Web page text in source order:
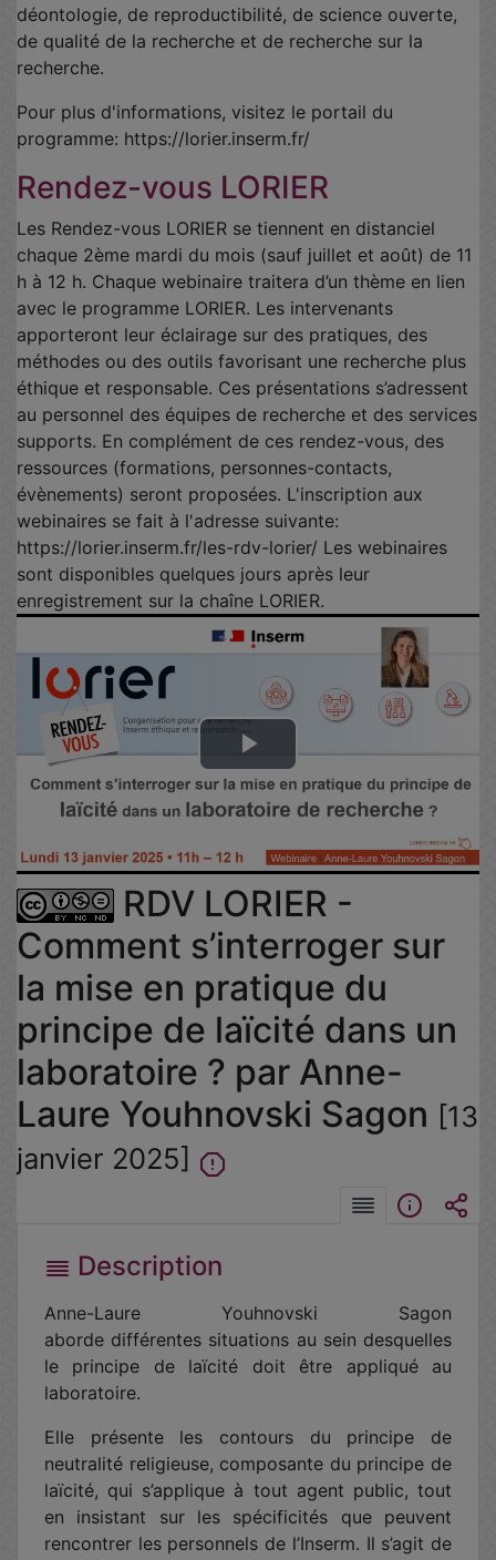
déontologie, de reproductibilité, de science ouverte,
de qualité de la recherche et de recherche sur la
recherche.
Pour plus d'informations, visitez le portail du
programme: https://lorier.inserm.fr/
Rendez-vous LORIER
Les Rendez-vous LORIER se tiennent en distanciel
chaque 2ème mardi du mois (sauf juillet et août) de 11
h à 12 h. Chaque webinaire traitera d’un thème en lien
avec le programme LORIER. Les intervenants
apporteront leur éclairage sur des pratiques, des
méthodes ou des outils favorisant une recherche plus
éthique et responsable. Ces présentations s’adressent
au personnel des équipes de recherche et des services
supports. En complément de ces rendez-vous, des
ressources (formations, personnes-contacts,
évènements) seront proposées. L'inscription aux
webinaires se fait à l'adresse suivante:
https://lorier.inserm.fr/les-rdv-lorier/ Les webinaires
sont disponibles quelques jours après leur
enregistrement sur la chaîne LORIER.
Lire
la
vidéo
RDV LORIER -
Comment s’interroger sur
la mise en pratique du
principe de laïcité dans un
laboratoire ? par Anne-
Laure Youhnovski Sagon [13
janvier 2025]
Description
Anne-Laure Youhnovski Sagon
aborde différentes situations au sein desquelles
le principe de laïcité doit être appliqué au
laboratoire.
Elle présente les contours du principe de
neutralité religieuse, composante du principe de
laïcité, qui s’applique à tout agent public, tout
en insistant sur les spécificités que peuvent
rencontrer les personnels de l’Inserm. Il s’agit de